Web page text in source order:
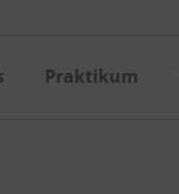
Praktikum